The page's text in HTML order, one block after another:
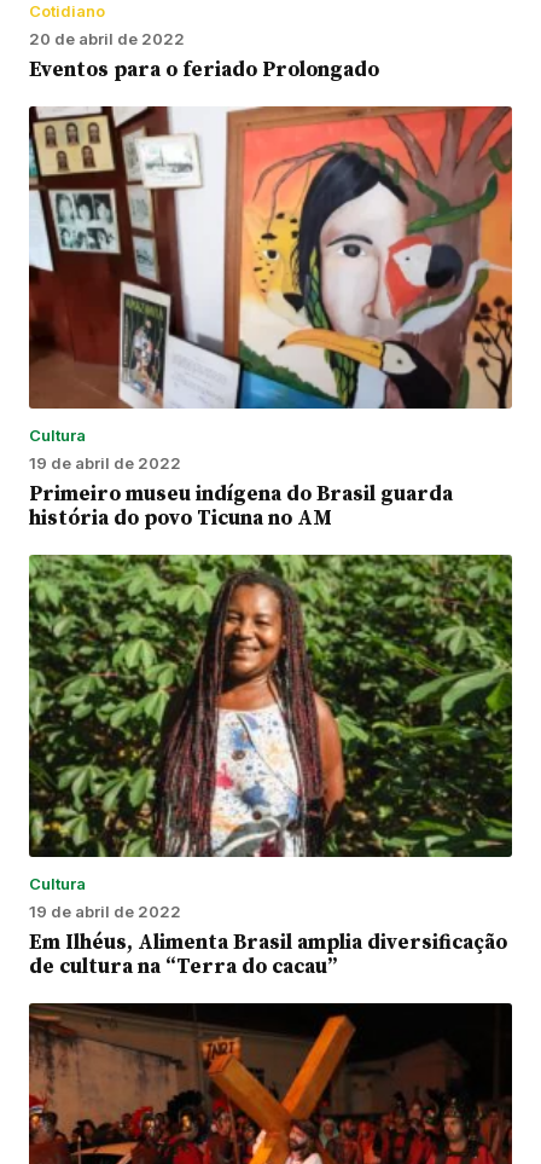
Cotidiano
20 de abril de 2022
Eventos para o feriado Prolongado
Cultura
19 de abril de 2022
Primeiro museu indígena do Brasil guarda
história do povo Ticuna no AM
Cultura
19 de abril de 2022
Em Ilhéus, Alimenta Brasil amplia diversificação
de cultura na “Terra do cacau”